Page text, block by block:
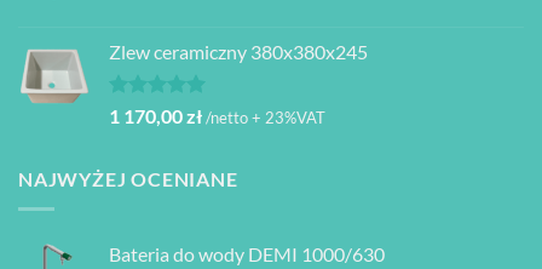
Zlew ceramiczny 380x380x245
Oceniono
na 5
1 170,00zł/netto + 23%VAT
NAJWYŻEJ OCENIANE
Bateria do wody DEMI 1000/630